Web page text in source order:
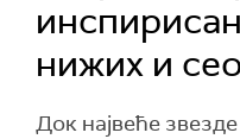
нижих и
Док највеће